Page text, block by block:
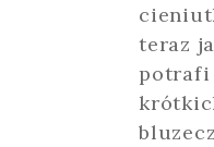
teraz
potrafi